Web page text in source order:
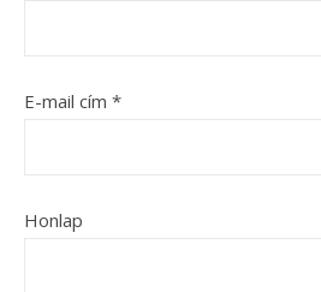
E-mail cím *
Honlap